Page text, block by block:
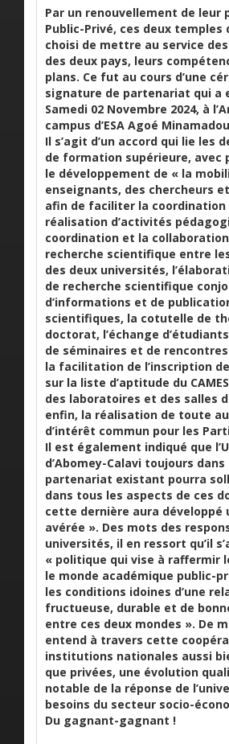
Par un renouvellement de leur
Public-Privé, ces deux temples
choisi de mettre au service
des deux pays, leurs
plans. Ce fut au cours d’une
signature de partenariat qui a
Samedi 02 Novembre 2024, à
campus d’ESA Agoé
Il s’agit d’un accord qui lie les
de formation supérieure, avec
le développement de « la
enseignants, des chercheurs
afin de faciliter la coordination
réalisation d’activités
coordination et la
recherche scientifique entre
des deux universités,
de recherche scientifique
d’informations et de
scientifiques, la cotutelle de
doctorat, l’échange
de séminaires et de
la facilitation de l’inscription
sur la liste d’aptitude du
des laboratoires et des salles
enfin, la réalisation de toute
d’intérêt commun pour les
Il est également indiqué que
d’Abomey-Calavi toujours
partenariat existant pourra
dans tous les aspects de ces
cette dernière aura développé
avérée ». Des mots des
universités, il en ressort qu’il
« politique qui vise à raffermir
le monde académique public-
les conditions idoines d’une
fructueuse, durable et de
entre ces deux mondes ». De
entend à travers cette
institutions nationales aussi
que privées, une évolution
notable de la réponse de
besoins du secteur socio-
Du gagnant-gagnant !